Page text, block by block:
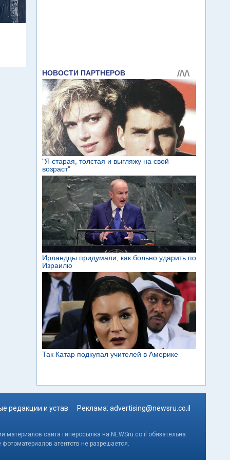
редакции и устав Реклама: advertising@newsru.co.il
сайта гиперссылка на NEWSru.co.il обязательна.
агентств не разрешается.